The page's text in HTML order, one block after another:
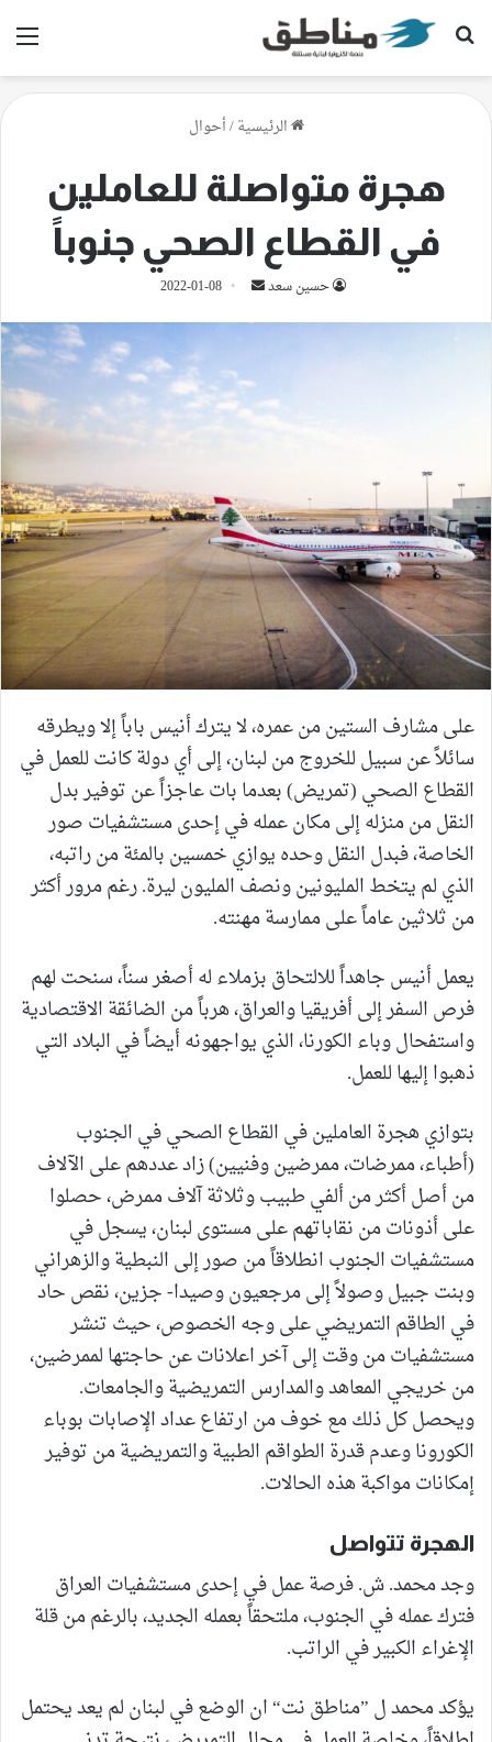
بحث عن
الرئيسية/أحوال
هجرة متواصلة للعاملين
في القطاع الصحي جنوباً
حسين سعد
أرسل 2022-01-08
على مشارف الستين من عمره، لا يترك أنيس باباً إلا ويطرقه
سائلاً عن سبيل للخروج من لبنان، إلى أي دولة كانت للعمل في
القطاع الصحي (تمريض) بعدما بات عاجزاً عن توفير بدل
النقل من منزله إلى مكان عمله في إحدى مستشفيات صور
الخاصة، فبدل النقل وحده يوازي خمسين بالمئة من راتبه،
الذي لم يتخط المليونين ونصف المليون ليرة. رغم مرور أكثر
من ثلاثين عاماً على ممارسة مهنته.
يعمل أنيس جاهداً للالتحاق بزملاء له أصغر سناً، سنحت لهم
فرص السفر إلى أفريقيا والعراق، هرباً من الضائقة الاقتصادية
واستفحال وباء الكورنا، الذي يواجهونه أيضاً في البلاد التي
ذهبوا إليها للعمل.
بتوازي هجرة العاملين في القطاع الصحي في الجنوب
(أطباء، ممرضات، ممرضين وفنيين) زاد عددهم على الآلاف
من أصل أكثر من ألفي طبيب وثلاثة آلاف ممرض، حصلوا
على أذونات من نقاباتهم على مستوى لبنان، يسجل في
مستشفيات الجنوب انطلاقاً من صور إلى النبطية والزهراني
وبنت جبيل وصولاً إلى مرجعيون وصيدا- جزين، نقص حاد
في الطاقم التمريضي على وجه الخصوص، حيث تنشر
مستشفيات من وقت إلى آخر اعلانات عن حاجتها لممرضين،
من خريجي المعاهد والمدارس التمريضية والجامعات.
ويحصل كل ذلك مع خوف من ارتفاع عداد الإصابات بوباء
الكورونا وعدم قدرة الطواقم الطبية والتمريضية من توفير
إمكانات مواكبة هذه الحالات.
الهجرة تتواصل
وجد محمد. ش. فرصة عمل في إحدى مستشفيات العراق
فترك عمله في الجنوب، ملتحقاً بعمله الجديد، بالرغم من قلة
الإغراء الكبير في الراتب.
يؤكد محمد ل ”مناطق نت“ ان الوضع في لبنان لم يعد يحتمل